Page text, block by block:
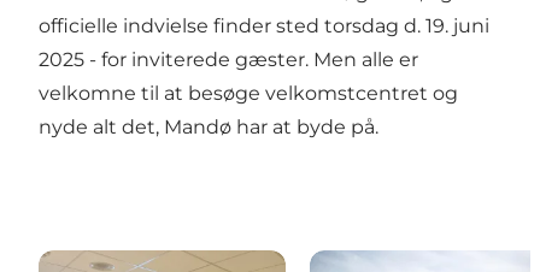
officielle indvielse finder sted torsdag d. 19. juni
2025 - for inviterede gæster. Men alle er
velkomne til at besøge velkomstcentret og
nyde alt det, Mandø har at byde på.